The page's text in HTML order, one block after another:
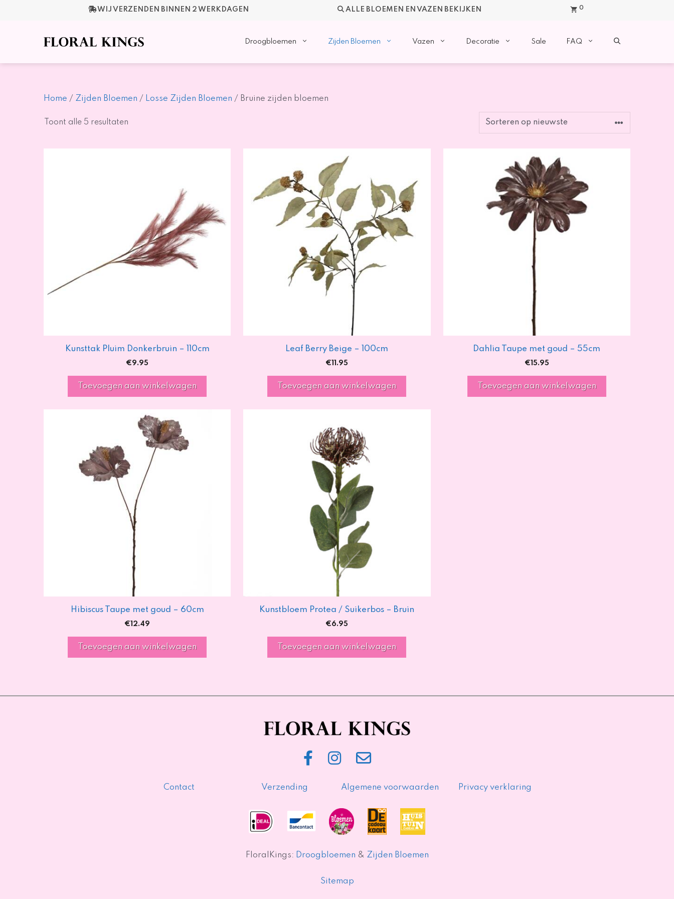
WIJ VERZENDEN BINNEN 2 WERKDAGEN ALLE BLOEMEN EN VAZEN BEKIJKEN 0
Droogbloemen Zijden Bloemen Vazen Decoratie Sale FAQ
Home / Zijden Bloemen / Losse Zijden Bloemen / Bruine zijden bloemen
Toont alle 5 resultaten
Kunsttak Pluim Donkerbruin – 110cm
€9.95
Toevoegen aan winkelwagen
Leaf Berry Beige – 100cm
€ 11.95
Toevoegen aan winkelwagen
Dahlia Taupe met goud – 55cm
€ 15.95
Toevoegen aan winkelwagen
Hibiscus Taupe met goud – 60cm
€ 12.49
Toevoegen aan winkelwagen
Kunstbloem Protea / Suikerbos – Bruin
€6.95
Toevoegen aan winkelwagen
Contact Verzending Algemene voorwaarden Privacy verklaring
FloralKings: Droogbloemen & Zijden Bloemen
Sitemap